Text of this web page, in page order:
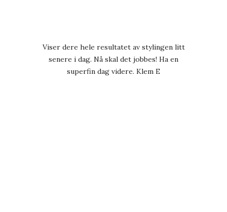
Viser dere hele resultatet av stylingen litt
senere i dag. Nå skal det jobbes! Ha en
superfin dag videre. Klem E